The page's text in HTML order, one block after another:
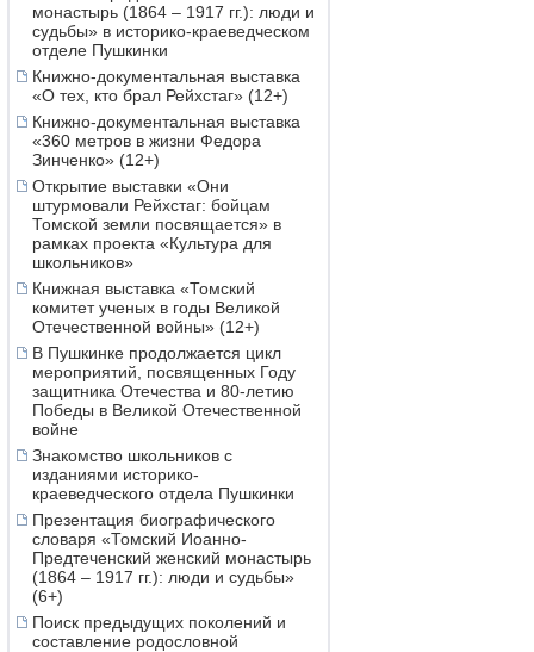
монастырь (1864 – 1917 гг.): люди и
судьбы» в историко-краеведческом
отделе Пушкинки
Книжно-документальная выставка
«О тех, кто брал Рейхстаг» (12+)
Книжно-документальная выставка
«360 метров в жизни Федора
Зинченко» (12+)
Открытие выставки «Они
штурмовали Рейхстаг: бойцам
Томской земли посвящается» в
рамках проекта «Культура для
школьников»
Книжная выставка «Томский
комитет ученых в годы Великой
Отечественной войны» (12+)
В Пушкинке продолжается цикл
мероприятий, посвященных Году
защитника Отечества и 80-летию
Победы в Великой Отечественной
войне
Знакомство школьников с
изданиями историко-
краеведческого отдела Пушкинки
Презентация биографического
словаря «Томский Иоанно-
Предтеченский женский монастырь
(1864 – 1917 гг.): люди и судьбы»
(6+)
Поиск предыдущих поколений и
составление родословной